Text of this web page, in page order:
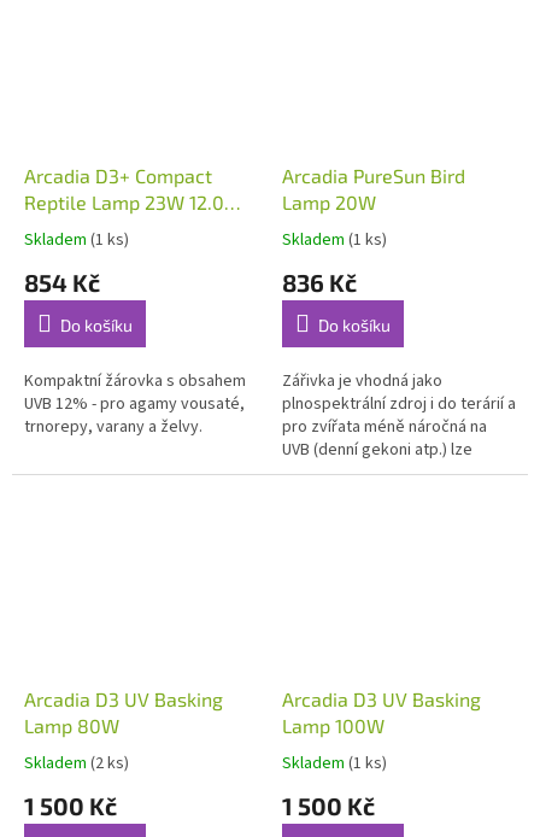
Arcadia D3+ Compact
Reptile Lamp 23W 12.0
UVB
Skladem (1 ks)
854 Kč
Do košíku
Kompaktní žárovka s obsahem
UVB 12% - pro agamy vousaté,
trnorepy, varany a želvy.
Arcadia PureSun Bird
Lamp 20W
Skladem (1 ks)
836 Kč
Do košíku
Zářivka je vhodná jako
plnospektrální zdroj i do terárií a
pro zvířata méně náročná na
UVB (denní gekoni atp.) lze
použít i jako zdroj UV záření. Má
Arcadia D3 UV Basking
Lamp 80W
Skladem (2 ks)
1 500 Kč
Arcadia D3 UV Basking
Lamp 100W
Skladem (1 ks)
1 500 Kč